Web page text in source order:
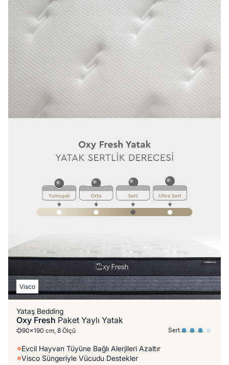
Visco
Yataş Bedding
Oxy Fresh Paket Yaylı Yatak
90x190 cm, 8 Ölçü Sert
Evcil Hayvan Tüyüne Bağlı Alerjileri Azaltır
Visco Süngeriyle Vücudu Destekler